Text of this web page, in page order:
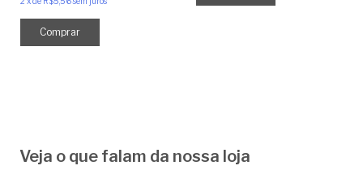
Veja o que falam da nossa loja